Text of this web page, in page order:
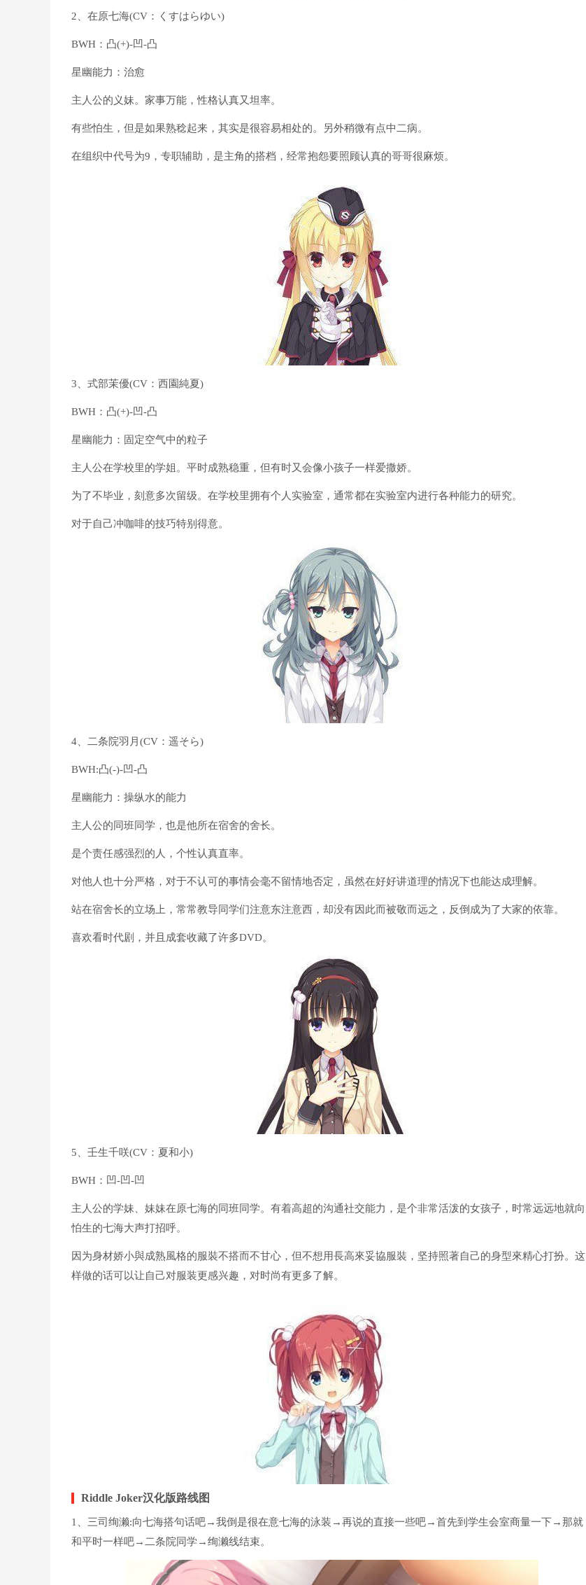
2、在原七海(CV：くすはらゆい)
BWH：凸(+)-凹-凸
星幽能力：治愈
主人公的义妹。家事万能，性格认真又坦率。
有些怕生，但是如果熟稔起来，其实是很容易相处的。另外稍微有点中二病。
在组织中代号为9，专职辅助，是主角的搭档，经常抱怨要照顾认真的哥哥很麻烦。
3、式部茉優(CV：西園純夏)
BWH：凸(+)-凹-凸
星幽能力：固定空气中的粒子
主人公在学校里的学姐。平时成熟稳重，但有时又会像小孩子一样爱撒娇。
为了不毕业，刻意多次留级。在学校里拥有个人实验室，通常都在实验室内进行各种能力的研究。
对于自己冲咖啡的技巧特别得意。
4、二条院羽月(CV：遥そら)
BWH:凸(-)-凹-凸
星幽能力：操纵水的能力
主人公的同班同学，也是他所在宿舍的舍长。
是个责任感强烈的人，个性认真直率。
对他人也十分严格，对于不认可的事情会毫不留情地否定，虽然在好好讲道理的情况下也能达成理解。
站在宿舍长的立场上，常常教导同学们注意东注意西，却没有因此而被敬而远之，反倒成为了大家的依靠。
喜欢看时代剧，并且成套收藏了许多DVD。
5、壬生千咲(CV：夏和小)
BWH：凹-凹-凹
主人公的学妹、妹妹在原七海的同班同学。有着高超的沟通社交能力，是个非常活泼的女孩子，时常远远地就向
怕生的七海大声打招呼。
因为身材娇小與成熟風格的服裝不搭而不甘心，但不想用長高來妥協服裝，坚持照著自己的身型來精心打扮。这
样做的话可以让自己对服装更感兴趣，对时尚有更多了解。
Riddle Joker汉化版路线图
1、三司绚濑:向七海搭句话吧→我倒是很在意七海的泳装→再说的直接一些吧→首先到学生会室商量一下→那就
和平时一样吧→二条院同学→绚濑线结束。